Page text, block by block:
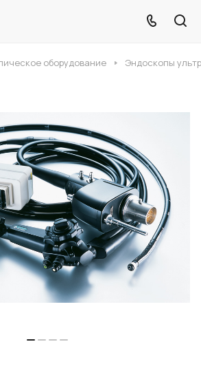
оборудование Эндоскопы